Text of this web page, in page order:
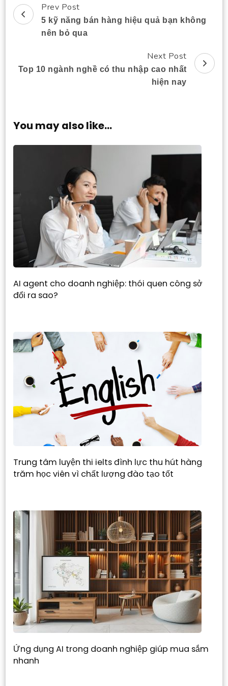
Post
Navigation
Prev Post
5 kỹ năng bán hàng hiệu quả bạn không
nên bỏ qua
Next Post
Top 10 ngành nghề có thu nhập cao nhất
hiện nay
You may also like...
AI agent cho doanh nghiệp: thói quen công sở
đổi ra sao?
Trung tâm luyện thi ielts đình lực thu hút hàng
trăm học viên vì chất lượng đào tạo tốt
Ứng dụng AI trong doanh nghiệp giúp mua sắm
nhanh